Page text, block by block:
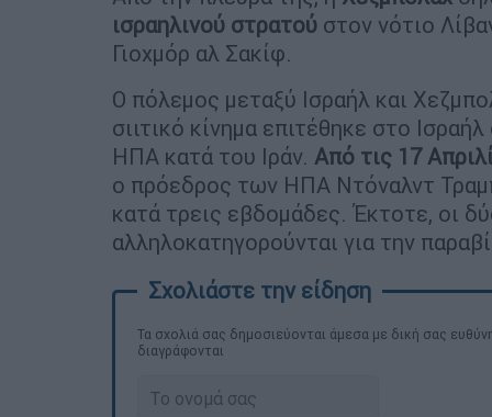
ισραηλινού στρατού στον νότιο
Γιοχμόρ αλ Σακίφ.
Ο πόλεμος μεταξύ Ισραήλ και
σιιτικό κίνημα επιτέθηκε στο
ΗΠΑ κατά του Ιράν. Από τις 17
ο πρόεδρος των ΗΠΑ Ντόναλντ
κατά τρεις εβδομάδες. Έκτοτε, οι
αλληλοκατηγορούνται για την
Τα σχολιά σας δημοσιεύονται άμεσα με δική σας
διαγράφονται